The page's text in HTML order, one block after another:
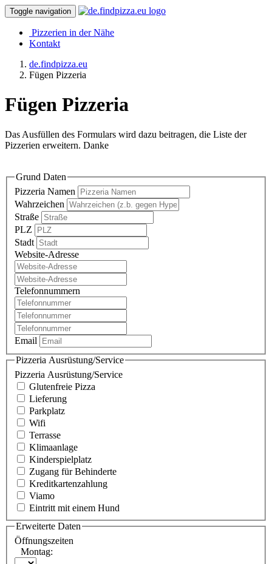
Toggle navigation
Pizzerien in der Nähe
Kontakt
de.findpizza.eu
Fügen Pizzeria
Fügen Pizzeria
Das Ausfüllen des Formulars wird dazu beitragen, die Liste der
Pizzerien erweitern. Danke
Grund Daten
Pizzeria Namen
Wahrzeichen
Straße
PLZ
Stadt
Website-Adresse
Telefonnummern
Email
Pizzeria Ausrüstung/Service
Pizzeria Ausrüstung/Service
Glutenfreie Pizza
Lieferung
Parkplatz
Wifi
Terrasse
Klimaanlage
Kinderspielplatz
Zugang für Behinderte
Kreditkartenzahlung
Viamo
Eintritt mit einem Hund
Erweiterte Daten
Öffnungszeiten
Montag: